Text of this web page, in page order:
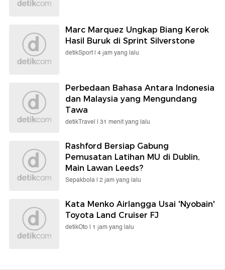
Marc Marquez Ungkap Biang Kerok
Hasil Buruk di Sprint Silverstone
detikSport | 4 jam yang lalu
Perbedaan Bahasa Antara Indonesia
dan Malaysia yang Mengundang
Tawa
detikTravel | 31 menit yang lalu
Rashford Bersiap Gabung
Pemusatan Latihan MU di Dublin,
Main Lawan Leeds?
Sepakbola | 2 jam yang lalu
Kata Menko Airlangga Usai 'Nyobain'
Toyota Land Cruiser FJ
detikOto | 1 jam yang lalu